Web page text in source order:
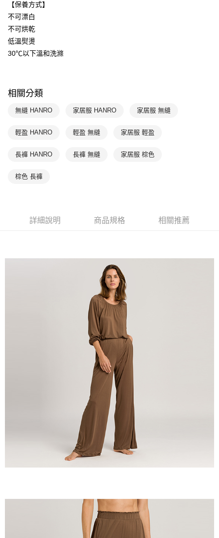
台新國際商業銀行
台灣樂天信用卡公司
運送方式
付款後全家取貨$888免運-以PackAge+配客嘉循環箱包裝寄出
每筆NT$90，滿NT$888(含以上)免運費
付款後7-11取貨
每筆NT$90，滿NT$1,000(含以上)免運費
【保養方式】
不可漂白
不可烘乾
低溫熨燙
30℃以下溫和洗滌
相關分類
無縫 HANRO 家居服 HANRO 家居服 無縫
輕盈 HANRO 輕盈 無縫 家居服 輕盈
長褲 HANRO 長褲 無縫 家居服 棕色
棕色 長褲
詳細說明 商品規格 相關推薦